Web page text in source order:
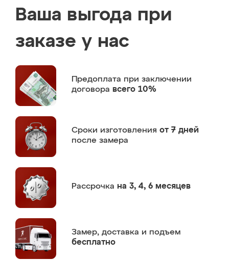
Ваша выгода при
заказе у нас
Предоплата при заключении
договора всего 10%
Сроки изготовления от 7 дней
после замера
Рассрочка на 3, 4, 6 месяцев
Замер, доставка и подъем
бесплатно